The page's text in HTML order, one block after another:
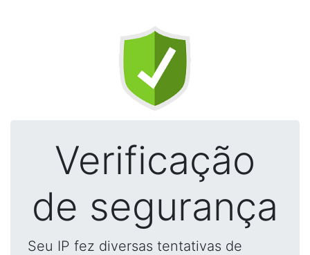
Verificação
de segurança
Seu IP fez diversas tentativas de